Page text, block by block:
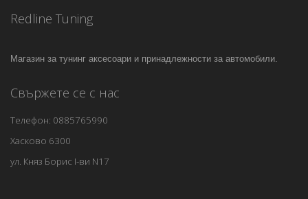
Redline Tuning
Магазин за тунинг аксесоари и принадлежности за автомобили.
Свържете се с нас
Телефон: 0885765990
Хасково 6300
ул. Княз Борис I-ви N17